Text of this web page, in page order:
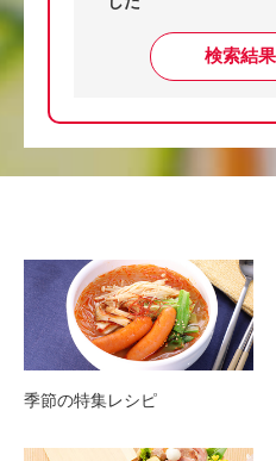
検索結
季節の特集レシピ